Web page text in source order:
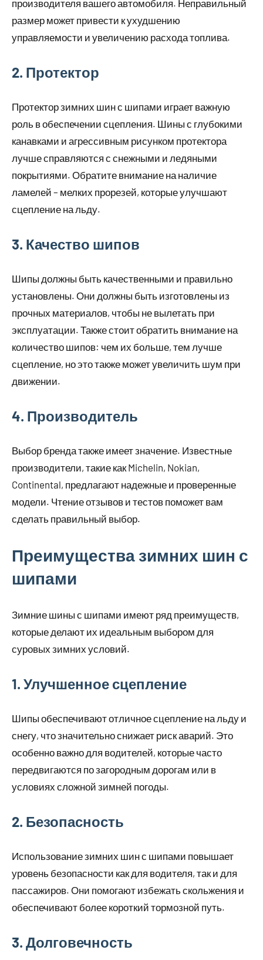
производителя вашего автомобиля. Неправильный
размер может привести к ухудшению
управляемости и увеличению расхода топлива.
2. Протектор
Протектор зимних шин с шипами играет важную
роль в обеспечении сцепления. Шины с глубокими
канавками и агрессивным рисунком протектора
лучше справляются с снежными и ледяными
покрытиями. Обратите внимание на наличие
ламелей – мелких прорезей, которые улучшают
сцепление на льду.
3. Качество шипов
Шипы должны быть качественными и правильно
установлены. Они должны быть изготовлены из
прочных материалов, чтобы не вылетать при
эксплуатации. Также стоит обратить внимание на
количество шипов: чем их больше, тем лучше
сцепление, но это также может увеличить шум при
движении.
4. Производитель
Выбор бренда также имеет значение. Известные
производители, такие как Michelin, Nokian,
Continental, предлагают надежные и проверенные
модели. Чтение отзывов и тестов поможет вам
сделать правильный выбор.
Преимущества зимних шин с
шипами
Зимние шины с шипами имеют ряд преимуществ,
которые делают их идеальным выбором для
суровых зимних условий.
1. Улучшенное сцепление
Шипы обеспечивают отличное сцепление на льду и
снегу, что значительно снижает риск аварий. Это
особенно важно для водителей, которые часто
передвигаются по загородным дорогам или в
условиях сложной зимней погоды.
2. Безопасность
Использование зимних шин с шипами повышает
уровень безопасности как для водителя, так и для
пассажиров. Они помогают избежать скольжения и
обеспечивают более короткий тормозной путь.
3. Долговечность